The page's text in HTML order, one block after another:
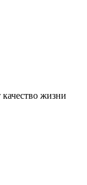
качество жизни